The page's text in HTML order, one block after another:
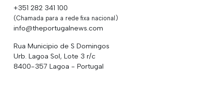
+351 282 341 100
(Chamada para a rede fixa nacional)
info@theportugalnews.com
Rua Municipio de S Domingos
Urb. Lagoa Sol, Lote 3 r/c
8400-357 Lagoa - Portugal